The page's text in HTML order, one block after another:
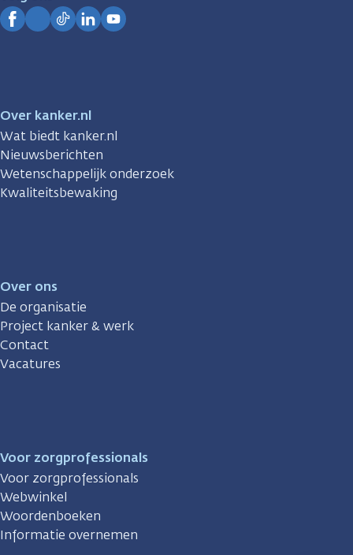
Over kanker.nl
Wat biedt kanker.nl
Nieuwsberichten
Wetenschappelijk onderzoek
Kwaliteitsbewaking
Over ons
De organisatie
Project kanker & werk
Contact
Vacatures
Voor zorgprofessionals
Voor zorgprofessionals
Webwinkel
Woordenboeken
Informatie overnemen